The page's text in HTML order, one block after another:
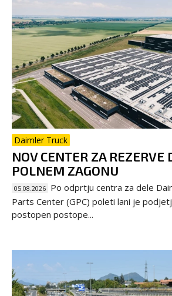
Daimler Truck
NOV CENTER ZA REZERVE
POLNEM ZAGONU
05.08.2026 Po odprtju centra za dele
Parts Center (GPC) poleti lani je
postopen postope...